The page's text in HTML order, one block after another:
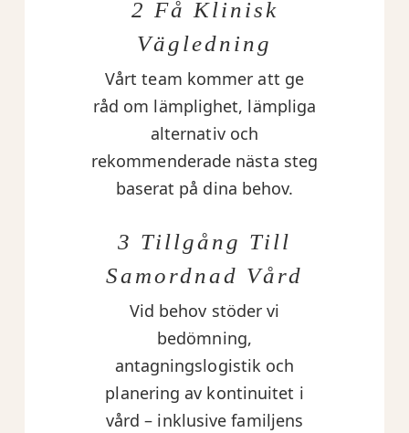
2 Få Klinisk
Vägledning
Vårt team kommer att ge
råd om lämplighet, lämpliga
alternativ och
rekommenderade nästa steg
baserat på dina behov.
3 Tillgång Till
Samordnad Vård
Vid behov stöder vi
bedömning,
antagningslogistik och
planering av kontinuitet i
vård – inklusive familjens